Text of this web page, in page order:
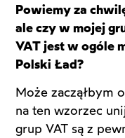
Powiemy za
ale czy w mojej
VAT jest w ogóle
Polski Ład?
Może zacząłbym
na ten wzorzec
grup VAT są z